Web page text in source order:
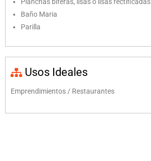
Baño Maria
Parilla
Usos Ideales
Emprendimientos / Restaurantes